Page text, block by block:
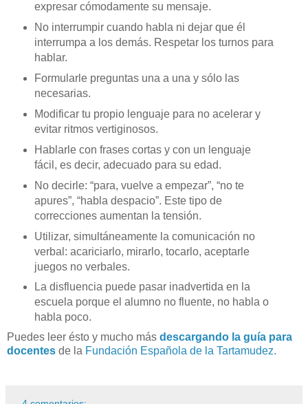
expresar cómodamente su mensaje.
No interrumpir cuando habla ni dejar que él
interrumpa a los demás. Respetar los turnos para
hablar.
Formularle preguntas una a una y sólo las
necesarias.
Modificar tu propio lenguaje para no acelerar y
evitar ritmos vertiginosos.
Hablarle con frases cortas y con un lenguaje
fácil, es decir, adecuado para su edad.
No decirle: “para, vuelve a empezar”, “no te
apures”, “habla despacio”. Este tipo de
correcciones aumentan la tensión.
Utilizar, simultáneamente la comunicación no
verbal: acariciarlo, mirarlo, tocarlo, aceptarle
juegos no verbales.
La disfluencia puede pasar inadvertida en la
escuela porque el alumno no fluente, no habla o
habla poco.
Puedes leer ésto y mucho más descargando la guía para
docentes de la Fundación Española de la Tartamudez.